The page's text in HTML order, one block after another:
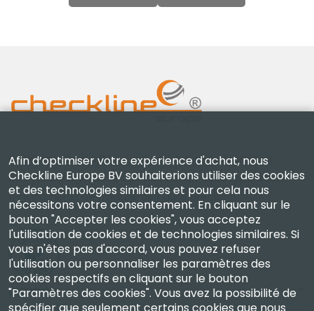
Checkline Europe B.V. — spécialistes de la fourniture,
de l'étalonnage, de la certification et de la réparation
d'instruments de mesure de haute précision.
Entreprise
Afin d’optimiser votre expérience d'achat, nous
Checkline Europe BV souhaiterions utiliser des cookies
et des technologies similaires et pour cela nous
nécessitons votre consentement. En cliquant sur le
bouton "Accepter les cookies", vous acceptez
l'utilisation de cookies et de technologies similaires. Si
vous n'êtes pas d'accord, vous pouvez refuser
l'utilisation ou personnaliser les paramètres des
cookies respectifs en cliquant sur le bouton
"Paramètres des cookies". Vous avez la possibilité de